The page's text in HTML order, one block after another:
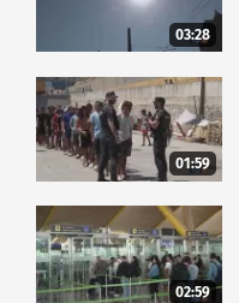
03:28
01:59
02:59